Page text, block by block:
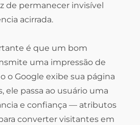
de permanecer invisível
acirrada.
é que um bom
uma impressão de
o Google exibe sua página
ele passa ao usuário uma
e confiança — atributos
converter visitantes em